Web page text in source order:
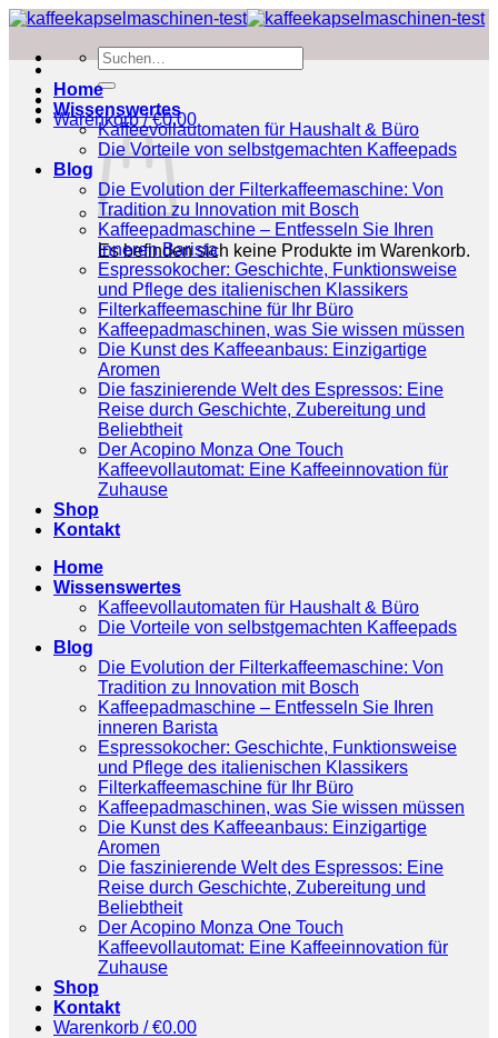
Zum
springen
Suchen
nach:
Warenkorb /€0.00
Es befinden sich keine Produkte im Warenkorb.
Home
Wissenswertes
Kaffeevollautomaten für Haushalt & Büro
Die Vorteile von selbstgemachten Kaffeepads
Blog
Die Evolution der Filterkaffeemaschine: Von
Tradition zu Innovation mit Bosch
Kaffeepadmaschine – Entfesseln Sie Ihren
inneren Barista
Espressokocher: Geschichte, Funktionsweise
und Pflege des italienischen Klassikers
Filterkaffeemaschine für Ihr Büro
Kaffeepadmaschinen, was Sie wissen müssen
Die Kunst des Kaffeeanbaus: Einzigartige
Aromen
Die faszinierende Welt des Espressos: Eine
Reise durch Geschichte, Zubereitung und
Beliebtheit
Der Acopino Monza One Touch
Kaffeevollautomat: Eine Kaffeeinnovation für
Zuhause
Shop
Kontakt
Home
Wissenswertes
Kaffeevollautomaten für Haushalt & Büro
Die Vorteile von selbstgemachten Kaffeepads
Blog
Die Evolution der Filterkaffeemaschine: Von
Tradition zu Innovation mit Bosch
Kaffeepadmaschine – Entfesseln Sie Ihren
inneren Barista
Espressokocher: Geschichte, Funktionsweise
und Pflege des italienischen Klassikers
Filterkaffeemaschine für Ihr Büro
Kaffeepadmaschinen, was Sie wissen müssen
Die Kunst des Kaffeeanbaus: Einzigartige
Aromen
Die faszinierende Welt des Espressos: Eine
Reise durch Geschichte, Zubereitung und
Beliebtheit
Der Acopino Monza One Touch
Kaffeevollautomat: Eine Kaffeeinnovation für
Zuhause
Shop
Kontakt
Warenkorb /€0.00